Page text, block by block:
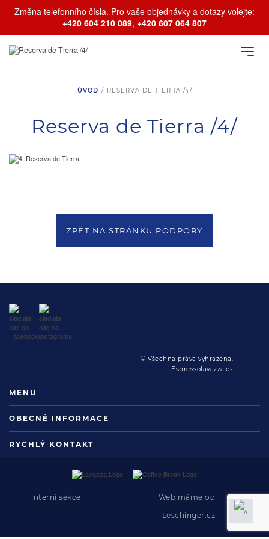
Změna telefonního čísla. Pro vaše objednávky a dotazy volejte:
+420 604 210 089, +420 607 064 807
ÚVOD / RESERVA DE TIERRA /4/
Reserva de Tierra /4/
ZPĚT NA STRÁNKU PODPORY
© Všechna práva vyhrazena.
Espressolavazza.cz
MENU
OBECNÉ INFORMACE
RYCHLÝ KONTAKT
interní sekce
Web máme od
Leschinger.cz